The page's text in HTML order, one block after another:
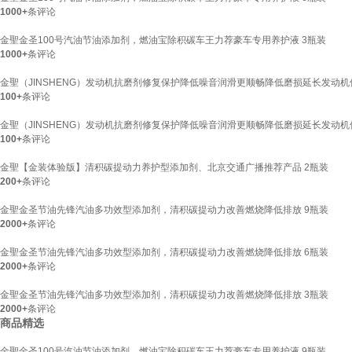
1000+条评论
金聖金圣100号汽油节油添加剂，燃油宝除积碳车王力荐豪车专用养护液 3瓶装
1000+条评论
金聖（JINSHENG）发动机抗磨剂修复保护降低噪音润滑更顺畅降低磨损延长发动机
100+条评论
金聖（JINSHENG）发动机抗磨剂修复保护降低噪音润滑更顺畅降低磨损延长发动机
100+条评论
金聖【金装体验版】清积碳提动力养护型添加剂、北京交通广播推荐产品 2瓶装
200+条评论
金聖金圣节油先锋汽油多功效型添加剂，清积碳提动力改善燃烧降低排放 9瓶装
2000+条评论
金聖金圣节油先锋汽油多功效型添加剂，清积碳提动力改善燃烧降低排放 6瓶装
2000+条评论
金聖金圣节油先锋汽油多功效型添加剂，清积碳提动力改善燃烧降低排放 3瓶装
2000+条评论
商品精选